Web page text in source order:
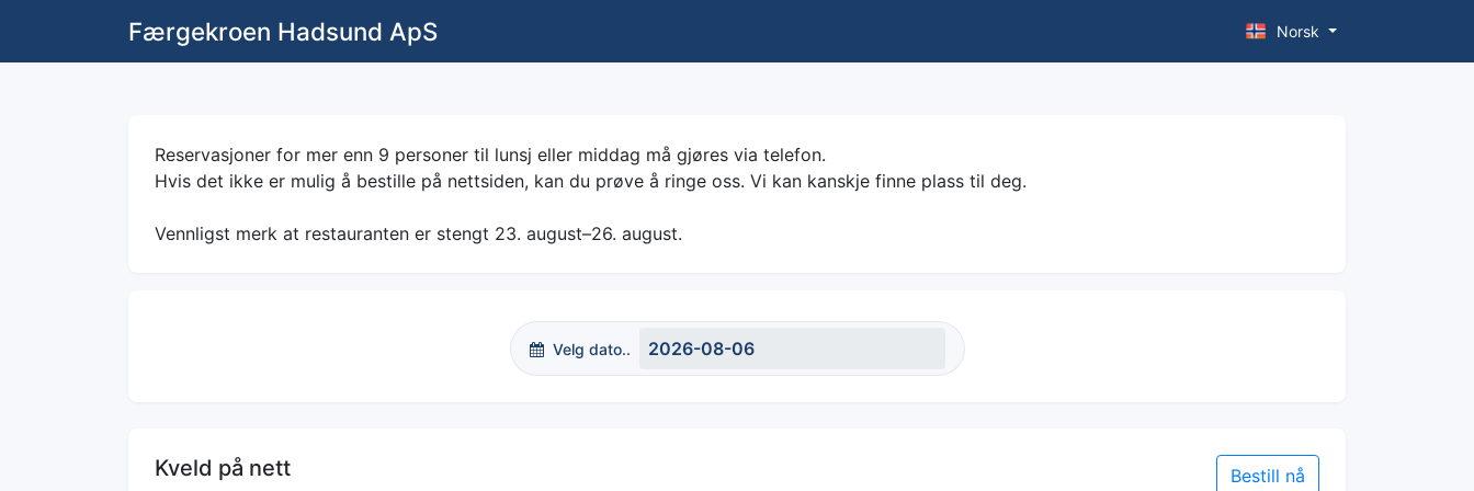
Færgekroen Hadsund ApS Norsk
Reservasjoner for mer enn 9 personer til lunsj eller middag må gjøres via telefon.
Hvis det ikke er mulig å bestille på nettsiden, kan du prøve å ringe oss. Vi kan kanskje finne plass til deg.
Vennligst merk at restauranten er stengt 23. august–26. august.
Velg dato..
Kveld på nett Bestill nå